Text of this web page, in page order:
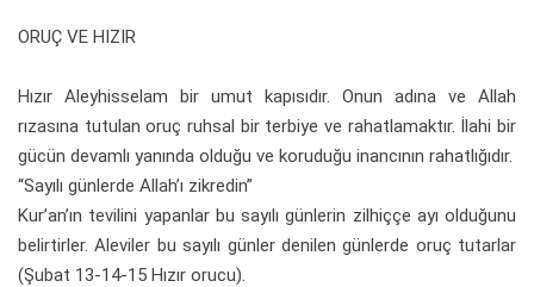
ORUÇ VE HIZIR
Hızır Aleyhisselam bir umut kapısıdır. Onun adına ve Allah
rızasına tutulan oruç ruhsal bir terbiye ve rahatlamaktır. İlahi bir
gücün devamlı yanında olduğu ve koruduğu inancının rahatlığıdır.
“Sayılı günlerde Allah’ı zikredin”
Kur’an’ın tevilini yapanlar bu sayılı günlerin zilhiççe ayı olduğunu
belirtirler. Aleviler bu sayılı günler denilen günlerde oruç tutarlar
(Şubat 13-14-15 Hızır orucu).